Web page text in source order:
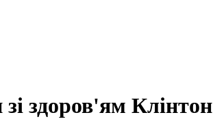
здоров'ям Клінтон